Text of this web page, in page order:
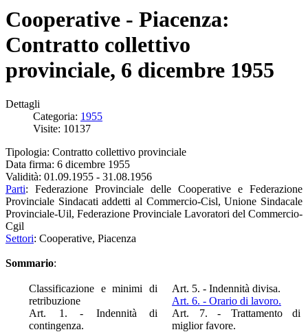
Cooperative - Piacenza:
Contratto collettivo
provinciale, 6 dicembre 1955
Dettagli
Categoria: 1955
Visite: 10137
Tipologia: Contratto collettivo provinciale
Data firma: 6 dicembre 1955
Validità: 01.09.1955 - 31.08.1956
Parti: Federazione Provinciale delle Cooperative e Federazione
Provinciale Sindacati addetti al Commercio-Cisl, Unione Sindacale
Provinciale-Uil, Federazione Provinciale Lavoratori del Commercio-
Cgil
Settori: Cooperative, Piacenza
Sommario:
Classificazione e minimi di
retribuzione
Art. 1. - Indennità di
contingenza.
Art. 5. - Indennità divisa.
Art. 6. - Orario di lavoro.
Art. 7. - Trattamento di
miglior favore.